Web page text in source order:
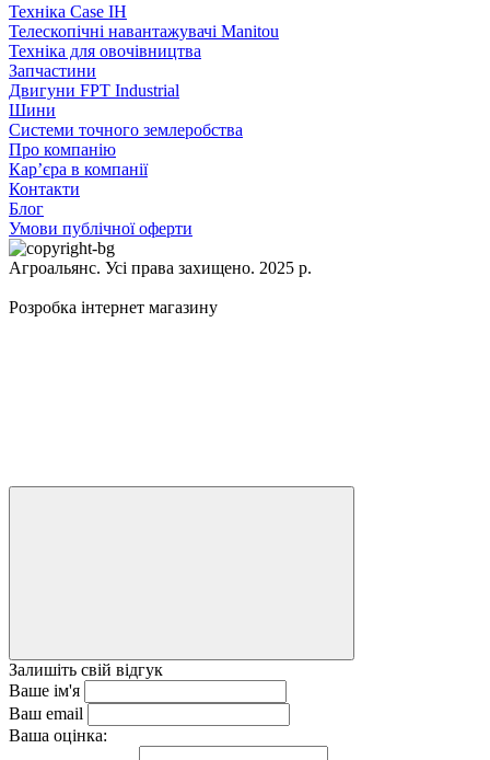
Техніка Case IH
Телескопічні навантажувачі Manitou
Техніка для овочівництва
Запчастини
Двигуни FPT Industrial
Шини
Системи точного землеробства
Про компанію
Кар’єра в компанії
Контакти
Блог
Умови публічної оферти
Агроальянс. Усі права захищено. 2025 р.
Розробка інтернет магазину
Залишіть свій відгук
Ваше ім'я
Ваш email
Ваша оцінка: